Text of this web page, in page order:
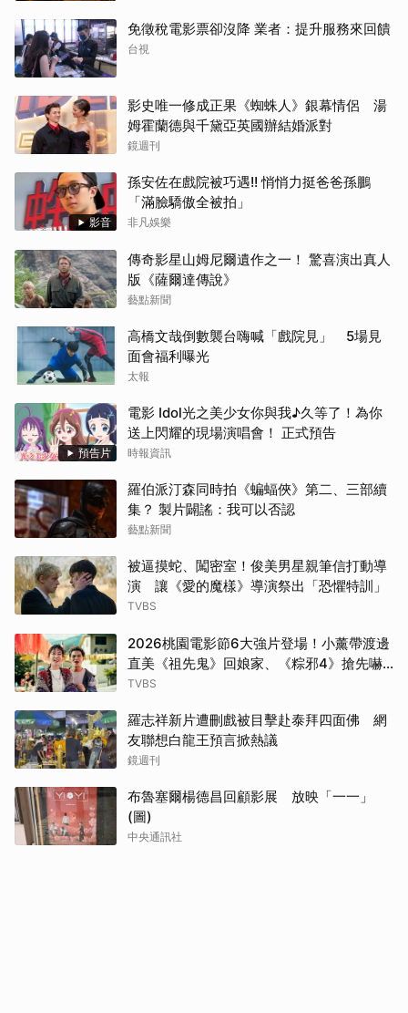
免徵稅電影票卻沒降 業者：提升服務來回饋
台視
影史唯一修成正果《蜘蛛人》銀幕情侶 湯
姆霍蘭德與千黛亞英國辦結婚派對
鏡週刊
影音
孫安佐在戲院被巧遇!! 悄悄力挺爸爸孫鵬
「滿臉驕傲全被拍」
非凡娛樂
傳奇影星山姆尼爾遺作之一！ 驚喜演出真人
版《薩爾達傳說》
藝點新聞
高橋文哉倒數襲台嗨喊「戲院見」 5場見
面會福利曝光
太報
預告片
電影 Idol光之美少女你與我♪久等了！為你
送上閃耀的現場演唱會！ 正式預告
時報資訊
羅伯派汀森同時拍《蝙蝠俠》第二、三部續
集？ 製片闢謠：我可以否認
藝點新聞
被逼摸蛇、闖密室！俊美男星親筆信打動導
演 讓《愛的魔樣》導演祭出「恐懼特訓」
TVBS
2026桃園電影節6大強片登場！小薰帶渡邊
直美《祖先鬼》回娘家、《粽邪4》搶先嚇
桃園
TVBS
羅志祥新片遭刪戲被目擊赴泰拜四面佛 網
友聯想白龍王預言掀熱議
鏡週刊
布魯塞爾楊德昌回顧影展 放映「一一」
(圖)
中央通訊社